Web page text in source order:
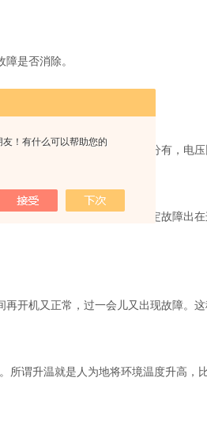
！有什么可以帮助您的
是否消除。
表、示波器等。按比较的性质分有，电
信号，若有不同，则可以断定故障出
开机又正常，过一会儿又出现故障。
谓升温就是人为地将环境温度升高